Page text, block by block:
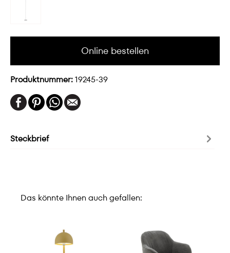
Online bestellen
Produktnummer:19245-39
Steckbrief
Das könnte Ihnen auch gefallen: